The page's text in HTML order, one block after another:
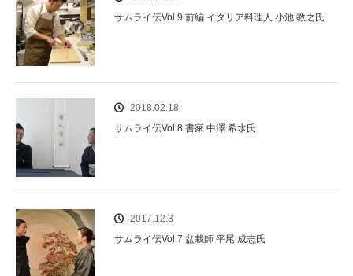
サムライ伝Vol.9 前編 イタリア料理人 小池 教之氏
2018.02.18
サムライ伝Vol.8 書家 中澤 希水氏
2017.12.3
サムライ伝Vol.7 盆栽師 平尾 成志氏